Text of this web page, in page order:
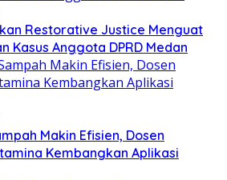
Restorative Justice Menguat
Kasus Anggota DPRD Medan
Makin Efisien, Dosen
Kembangkan Aplikasi